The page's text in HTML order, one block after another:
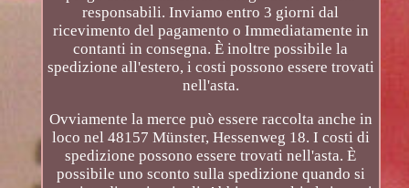
responsabili. Inviamo entro 3 giorni dal
ricevimento del pagamento o Immediatamente in
contanti in consegna. È inoltre possibile la
spedizione all'estero, i costi possono essere trovati
nell'asta.
Ovviamente la merce può essere raccolta anche in
loco nel 48157 Münster, Hessenweg 18. I costi di
spedizione possono essere trovati nell'asta. È
possibile uno sconto sulla spedizione quando si